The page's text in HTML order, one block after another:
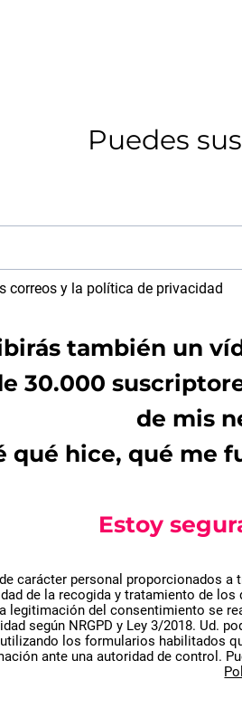
Puedes
correos y la política de privacidad
también un
30.000
de mis
qué hice, qué me
Estoy
carácter personal proporcionados
de la recogida y tratamiento de
legitimación del consentimiento se
según NRGPD y Ley 3/2018. Ud.
los formularios habilitados
ante una autoridad de control.